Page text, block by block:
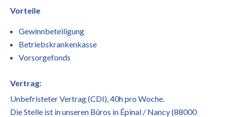
Vorteile
Gewinnbeteiligung
Betriebskrankenkasse
Vorsorgefonds
Vertrag:
Unbefristeter Vertrag (CDI), 40h pro Woche.
Die Stelle ist in unseren Büros in Épinal / Nancy (88000